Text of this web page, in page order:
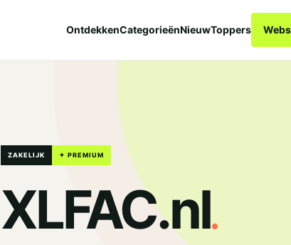
OntdekkenCategorieënNieuwToppers
ZAKELIJK ✦ PREMIUM
XLFAC.nl.